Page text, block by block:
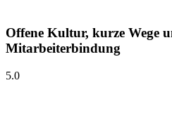
Offene Kultur, kurze Wege
Mitarbeiterbindung
5.0